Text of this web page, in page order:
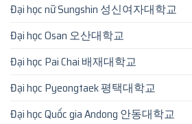
Đại học nữ Sungshin 성신여자대학교
Đại học Osan 오산대학교
Đại học Pai Chai 배재대학교
Đại học Pyeongtaek 평택대학교
Đại học Quốc gia Andong 안동대학교